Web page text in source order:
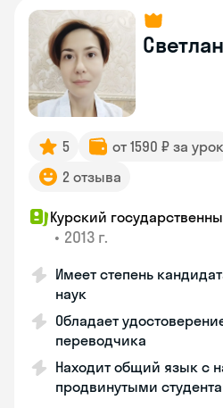
5 от 1590 ₽ за урок
2 отзыва
Курский
• 2013 г.
Имеет степень
наук
Обладает
переводчика
Находит общий язык с
продвинутыми